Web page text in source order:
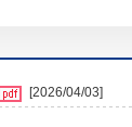
[2026/04/03]